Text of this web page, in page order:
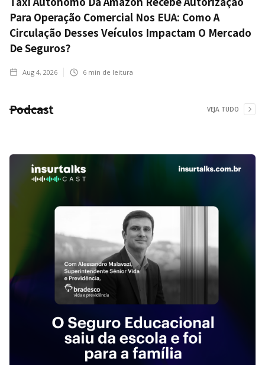
Para Operação Comercial Nos EUA: Como A
Circulação Desses Veículos Impactam O Mercado
De Seguros?
Aug 4, 2026 6 min de leitura
Podcast VEJA TUDO